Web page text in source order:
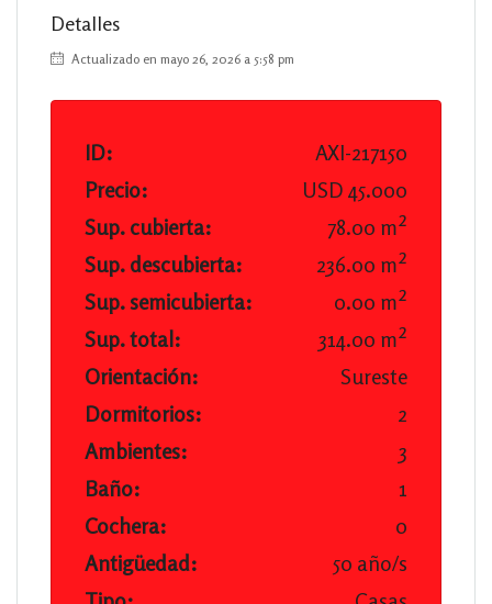
Detalles
Actualizado en mayo 26, 2026 a 5:58 pm
ID:
AXI-217150
Precio:
USD 45.000
Sup. cubierta:
78.00 m²
Sup. descubierta:
236.00 m²
Sup. semicubierta:
0.00 m²
Sup. total:
314.00 m²
Orientación:
Sureste
Dormitorios:
2
Ambientes:
3
Baño:
1
Cochera:
0
Antigüedad:
50 año/s